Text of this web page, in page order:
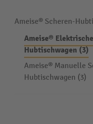
Ameise® Scheren-
Ameise®
Hubtischwagen (3)
Ameise® Manuelle
Hubtischwagen (3)